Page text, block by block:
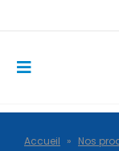
Accueil » Nos